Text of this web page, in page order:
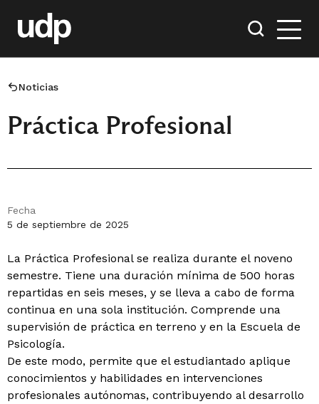
Noticias
Práctica Profesional
Fecha
5 de septiembre de 2025
La Práctica Profesional se realiza durante el noveno
semestre. Tiene una duración mínima de 500 horas
repartidas en seis meses, y se lleva a cabo de forma
continua en una sola institución. Comprende una
supervisión de práctica en terreno y en la Escuela de
Psicología.
De este modo, permite que el estudiantado aplique
conocimientos y habilidades en intervenciones
profesionales autónomas, contribuyendo al desarrollo